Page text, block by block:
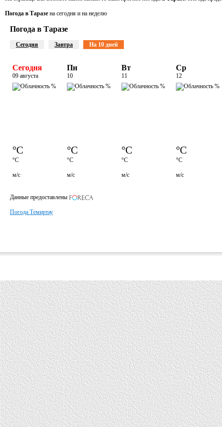
Погода в Таразе на сегодня и на неделю
Погода в Таразе
Сегодня Завтра На 10 дней
Сегодня
09 августа
°C
°C
м/с
Пн
10
°C
°C
м/с
Вт
11
°C
°C
м/с
Ср
12
°C
°C
м/с
Данные предоставлены
Погода Темиртау